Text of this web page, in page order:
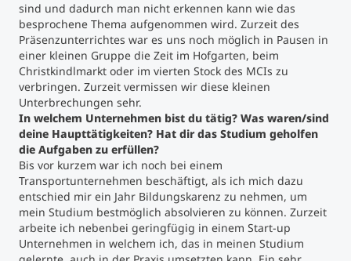
sind und dadurch man nicht erkennen kann wie das
besprochene Thema aufgenommen wird. Zurzeit des
Präsenzunterrichtes war es uns noch möglich in Pausen in
einer kleinen Gruppe die Zeit im Hofgarten, beim
Christkindlmarkt oder im vierten Stock des MCIs zu
verbringen. Zurzeit vermissen wir diese kleinen
Unterbrechungen sehr.
In welchem Unternehmen bist du tätig? Was waren/sind
deine Haupttätigkeiten? Hat dir das Studium geholfen
die Aufgaben zu erfüllen?
Bis vor kurzem war ich noch bei einem
Transportunternehmen beschäftigt, als ich mich dazu
entschied mir ein Jahr Bildungskarenz zu nehmen, um
mein Studium bestmöglich absolvieren zu können. Zurzeit
arbeite ich nebenbei geringfügig in einem Start-up
Unternehmen in welchem ich, das in meinen Studium